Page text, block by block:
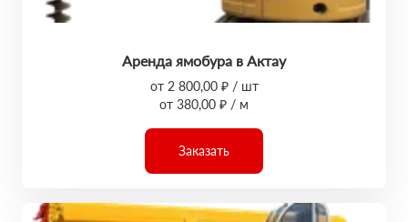
Аренда ямобура в Актау
от 2 800,00 ₽ / шт
от 380,00 ₽ / м
Заказать